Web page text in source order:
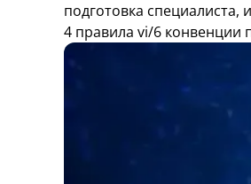
подготовка
4 правила vi/6 конвенции